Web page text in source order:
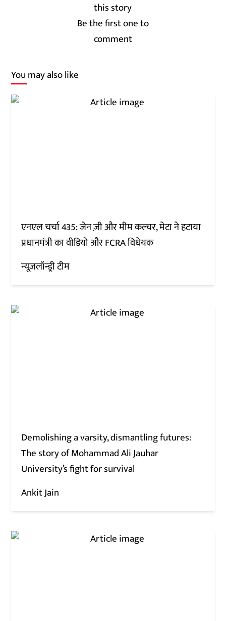
Be the first one to
comment
You may also like
एनएल चर्चा 435: जेन ज़ी और मीम कल्चर, मेटा ने हटाया
प्रधानमंत्री का वीडियो और FCRA विधेयक
न्यूज़लॉन्ड्री टीम
Demolishing a varsity, dismantling futures:
The story of Mohammad Ali Jauhar
University’s fight for survival
Ankit Jain